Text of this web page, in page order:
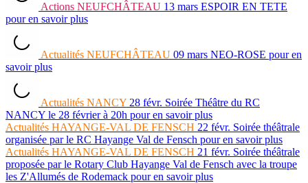
Actions NEUFCHÂTEAU 13 mars ESPOIR EN TETE
pour en savoir plus
Actualités NEUFCHÂTEAU 09 mars NEO-ROSE pour en
savoir plus
Actualités NANCY 28 févr. Soirée Théâtre du RC
NANCY le 28 février à 20h pour en savoir plus
Actualités HAYANGE-VAL DE FENSCH 22 févr. Soirée théâtrale
organisée par le RC Hayange Val de Fensch pour en savoir plus
Actualités HAYANGE-VAL DE FENSCH 21 févr. Soirée théâtrale
proposée par le Rotary Club Hayange Val de Fensch avec la troupe
les Z'Allumés de Rodemack pour en savoir plus